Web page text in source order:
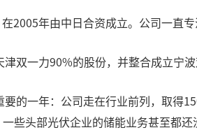
年由中日合资成立。公司一直
双一力90%的股份，并整合成立宁
的一年：公司走在行业前列，取得
些头部光伏企业的储能业务甚至都还